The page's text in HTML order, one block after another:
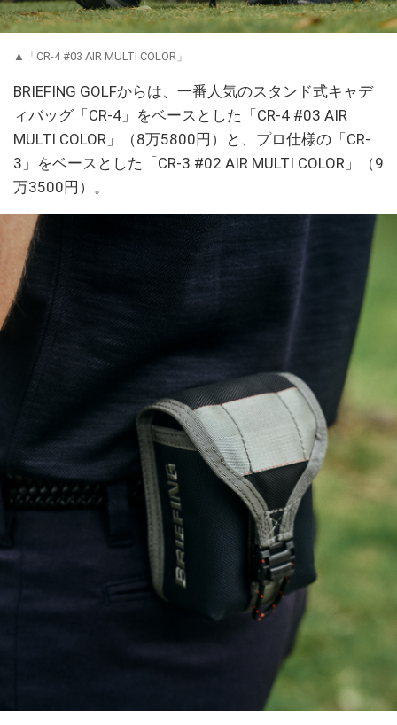
▲「CR-4 #03 AIR MULTI COLOR」
BRIEFING GOLFからは、一番人気のスタンド式キャデ
ィバッグ「CR-4」をベースとした「CR-4 #03 AIR
MULTI COLOR」（8万5800円）と、プロ仕様の「CR-
3」をベースとした「CR-3 #02 AIR MULTI COLOR」（9
万3500円）。